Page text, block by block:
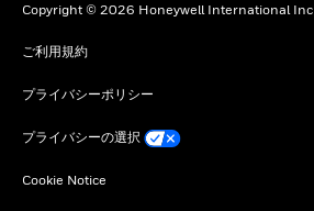
Copyright © 2026 Honeywell International Inc
ご利用規約
プライバシーポリシー
プライバシーの選択
Cookie Notice